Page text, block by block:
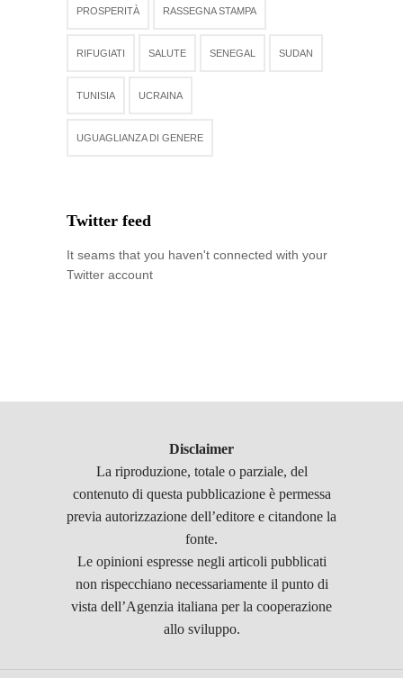
PROSPERITÀ RASSEGNA STAMPA
RIFUGIATI SALUTE SENEGAL SUDAN
TUNISIA UCRAINA
UGUAGLIANZA DI GENERE
Twitter feed
It seams that you haven't connected with your
Twitter account
Disclaimer
La riproduzione, totale o parziale, del
contenuto di questa pubblicazione è permessa
previa autorizzazione dell’editore e citandone la
fonte.
Le opinioni espresse negli articoli pubblicati
non rispecchiano necessariamente il punto di
vista dell’Agenzia italiana per la cooperazione
allo sviluppo.